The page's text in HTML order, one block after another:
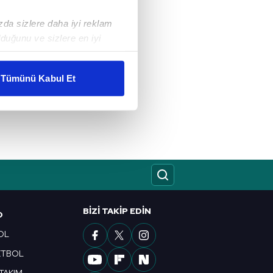
sizlere daha iyi reklam
ve sizlere en iyi
gösterilmeyecektir."
ve sitemizde ilgili
Tümünü Kabul Et
BIZI TAKIP EDIN